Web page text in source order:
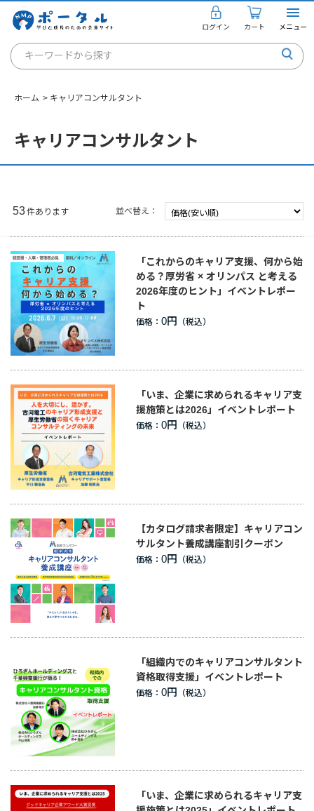
ログイン カート メニュー
キーワードから探す
通信講座
キャリアコンサルタント
書籍・教材
講座を探す
個人のお客様
法人のお客様
企業情報
採用情報
閉じる
キャリアコンサルタント
並べ替え
53件あります
「これからのキャリア支援、何から始
める？厚労省 × オリンパス と考える
2026年度のヒント」イベントレポー
ト
価格：0円
「いま、企業に求められるキャリア支
援施策とは2026」イベントレポート
価格：0円
【カタログ請求者限定】キャリアコン
サルタント養成講座割引クーポン
価格：0円
「組織内でのキャリアコンサルタント
資格取得支援」イベントレポート
価格：0円
「いま、企業に求められるキャリア支
ホーム > キャリアコンサルタント